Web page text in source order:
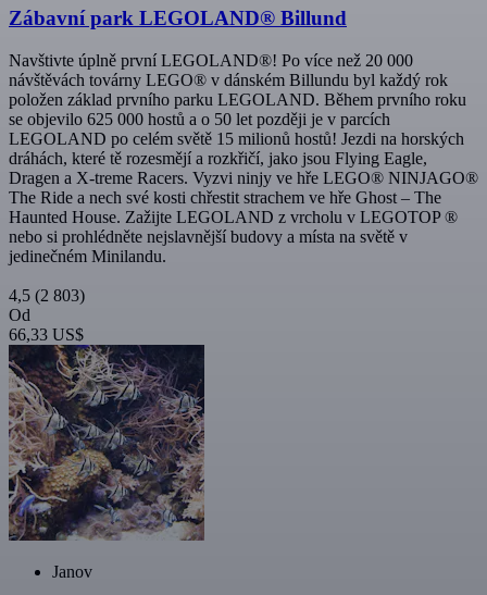
Zábavní park LEGOLAND® Billund
Navštivte úplně první LEGOLAND®! Po více než 20 000
návštěvách továrny LEGO® v dánském Billundu byl každý rok
položen základ prvního parku LEGOLAND. Během prvního roku
se objevilo 625 000 hostů a o 50 let později je v parcích
LEGOLAND po celém světě 15 milionů hostů! Jezdi na horských
dráhách, které tě rozesmějí a rozkřičí, jako jsou Flying Eagle,
Dragen a X-treme Racers. Vyzvi ninjy ve hře LEGO® NINJAGO®
The Ride a nech své kosti chřestit strachem ve hře Ghost – The
Haunted House. Zažijte LEGOLAND z vrcholu v LEGOTOP ®
nebo si prohlédněte nejslavnější budovy a místa na světě v
jedinečném Minilandu.
4,5 (2 803)
Od
66,33 US$
Janov